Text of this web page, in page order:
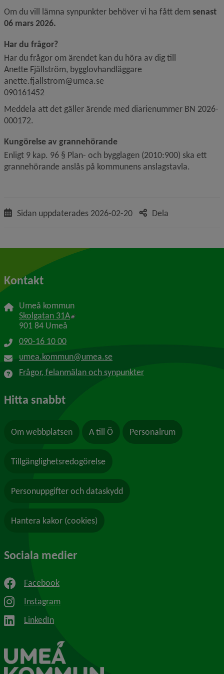
Om du vill lämna synpunkter behöver vi ha fått dem senast
06 mars 2026.
Har du frågor?
Har du frågor om ärendet kan du höra av dig till
Anette Fjällström, bygglovhandläggare
anette.fjallstrom@umea.se
090161452
Meddela att det gäller ärende med diarienummer BN 2026-
000172.
Kungörelse av grannehörande
Enligt 9 kap. 96 § Plan- och bygglagen (2010:900) ska ett
grannehörande anslås på kommunens anslagstavla.
Sidan uppdaterades 2026-02-20 Dela
Kontakt
Umeå kommun
Skolgatan 31A Länk till annan webbplats, öppnas i nytt
901 84 Umeå
090-16 10 00
umea.kommun@umea.se
Frågor, felanmälan och synpunkter
Hitta snabbt
Om webbplatsen A till Ö Personalrum
Tillgänglighetsredogörelse
Personuppgifter och dataskydd
Hantera kakor (cookies)
Sociala medier
Facebook
Instagram
LinkedIn